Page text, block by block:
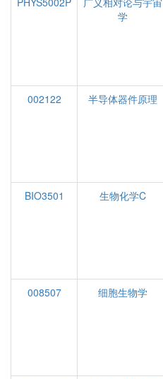
学
002122
半导体器件原理
BIO3501
生物化学C
008507
细胞生物学